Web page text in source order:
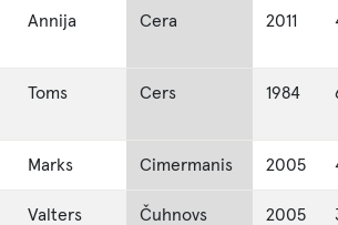
Annija Cera 2011
Toms Cers 1984
Marks Cimermanis 2005
Valters Čuhnovs 2005